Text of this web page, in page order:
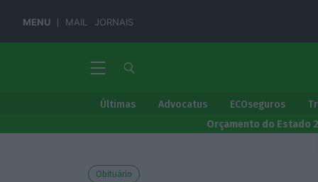
MENU MAIL JORNAIS
Últimas Advocatus ECOseguros
Orçamento do Estado
Obituário